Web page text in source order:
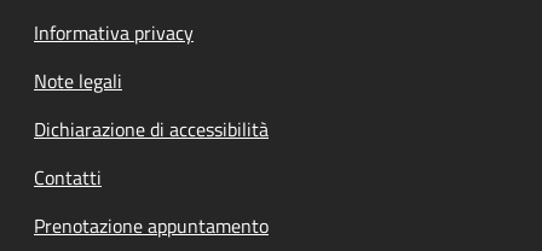
Informativa privacy
Note legali
Dichiarazione di accessibilità
Contatti
Prenotazione appuntamento